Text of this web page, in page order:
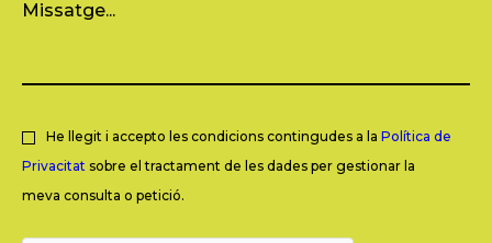
He llegit i accepto les condicions contingudes a la Política de
Privacitat sobre el tractament de les dades per gestionar la
meva consulta o petició.